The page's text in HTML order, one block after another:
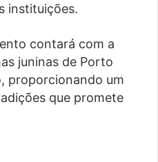
instituições.
contará com a
juninas de Porto
proporcionando um
que promete